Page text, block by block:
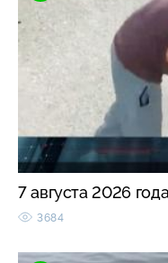
7 августа 2026 года
3684